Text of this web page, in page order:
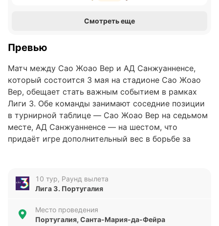
Смотреть еще
Превью
Матч между Сао Жоао Вер и АД Санжуанненсе,
который состоится 3 мая на стадионе Сао Жоао
Вер, обещает стать важным событием в рамках
Лиги 3. Обе команды занимают соседние позиции
в турнирной таблице — Сао Жоао Вер на седьмом
месте, АД Санжуанненсе — на шестом, что
придаёт игре дополнительный вес в борьбе за
Сао Жоао Вер демонстрирует более стабильные
победы, одну ничью и потерпев одно поражение.
10 тур, Раунд вылета
Лига 3. Португалия
Место проведения
Португалия, Санта-Мария-да-Фейра